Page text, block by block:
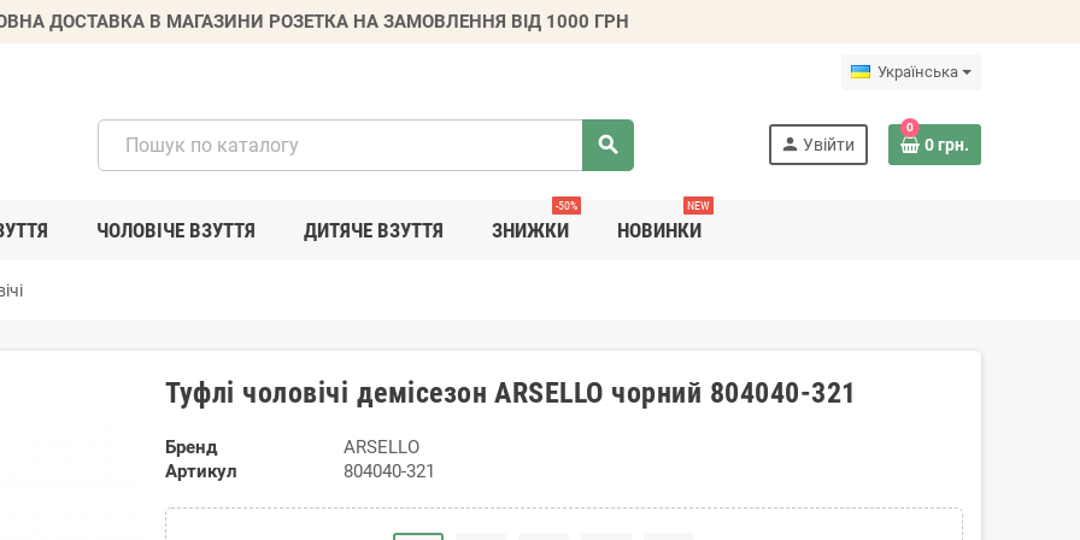
ДОСТАВКА В МАГАЗИНИ РОЗЕТКА НА ЗАМОВЛЕННЯ ВІД 1000 ГРН
Українська
search person Увійти
0
0 грн.
ЧОЛОВІЧЕ ВЗУТТЯ ДИТЯЧЕ ВЗУТТЯ ЗНИЖКИ
-50%
НОВИНКИ
NEW
Туфлі чоловічі демісезон ARSELLO чорний 804040-321
Бренд
ARSELLO
Артикул
804040-321